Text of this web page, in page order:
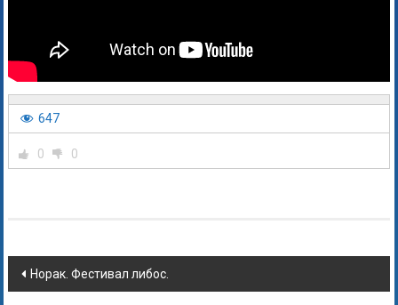
647
0 0
Норак. Фестивал либос.